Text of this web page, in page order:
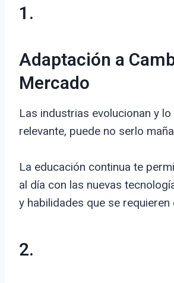
1.
Adaptación a
Mercado
Las industrias evolucionan y lo
relevante, puede no serlo
La educación continua te
al día con las nuevas
y habilidades que se requieren
2.